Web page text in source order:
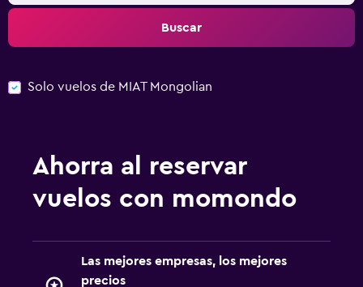
Buscar
Solo vuelos de MIAT Mongolian
Ahorra al reservar
vuelos con momondo
Las mejores empresas, los mejores
precios